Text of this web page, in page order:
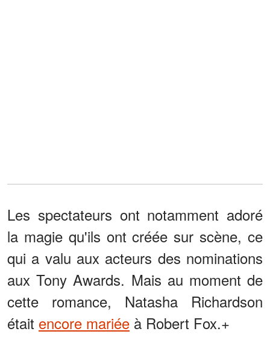
Les spectateurs ont notamment adoré
la magie qu'ils ont créée sur scène, ce
qui a valu aux acteurs des nominations
aux Tony Awards. Mais au moment de
cette romance, Natasha Richardson
était encore mariée à Robert Fox.+